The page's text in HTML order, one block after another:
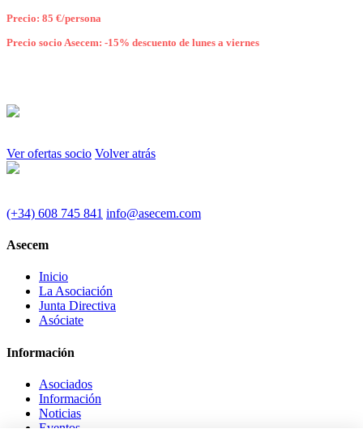
Precio: 85 €/persona
Precio socio Asecem: -15% descuento de lunes a viernes
Ver ofertas socio Volver atrás
(+34) 608 745 841 info@asecem.com
Asecem
Inicio
La Asociación
Junta Directiva
Asóciate
Información
Asociados
Información
Noticias
Eventos